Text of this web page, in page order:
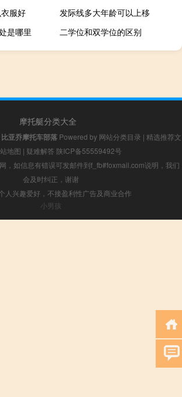
服好
发际线多大年龄可以上移
是哪里
二学位和双学位的区别
摩托艇分类大全
比亚乔摩托车部落Powered by 网站分类目录 | 精选推荐文
地图 | 疑难解答 陕ICP备55559492号
，如信息有错误可发邮件到f_fb#foxmail.com说明，我们
会及时纠正，谢谢
人兴趣爱好，不接盈利性广告及商业合作
小男孩